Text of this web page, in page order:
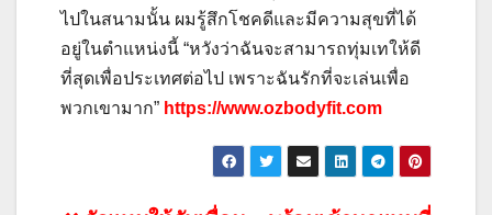
ไปในสนามนั้น ผมรู้สึกโชคดีและมีความสุขที่ได้
อยู่ในตำแหน่งนี้ “หวังว่าฉันจะสามารถทุ่มเทให้ดี
ที่สุดเพื่อประเทศต่อไป เพราะฉันรักที่จะเล่นเพื่อ
พวกเขามาก” https://www.ozbodyfit.com